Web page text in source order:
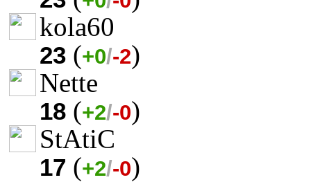
kola60
23 (+0/-2)
Nette
18 (+2/-0)
StAtiC
17 (+2/-0)